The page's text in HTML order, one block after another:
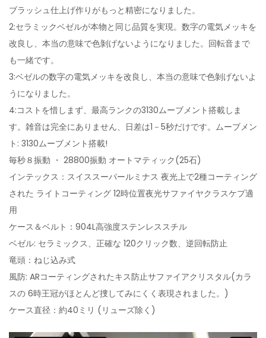
ブラッシュ仕上げ作りがもっと精密になりました。
2:セラミックベゼルが本物と同じ品質を実現。数字の電気メッキを
改良し、本当の意味で色剝げないようになりました。回転音まで
も一緒です。
3:ベゼルの数字の電気メッキを改良し、本当の意味で色剝げないよ
うになりました。
4:コストを惜しまず、最高ランクの3130ムーブメント搭載しま
す。雑音は完全にありません、日差は1－5秒だけです。ムーブメン
ト: 3130ムーブメント搭載!
毎秒８振動 ・ 28800振動 オートマティック(25石)
インテックス：スイススーパールミナス 夜光上で2種コーティング
された ライトコーティング 12時位置夜光サファイヤクラスケプ適
用
ケース＆ベルト：904L高強度ステンレススチル
ベゼル: セラミックス、正確な 120クリック数、逆回転防止
竜頭：ねじ込み式
風防: ARコーティングされたキス防止サファイアクリスタル(カラ
スの 6時王冠がほとんど捜してみにくく表現されました。)
ケース直径：約40ミリ (リューズ除く)